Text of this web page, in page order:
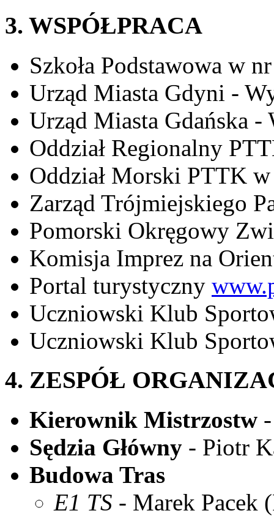
3. WSPÓŁPRACA
Szkoła Podstawowa w
Urząd Miasta Gdyni -
Urząd Miasta Gdańska -
Oddział Regionalny
Oddział Morski PTTK
Zarząd Trójmiejskiego
Pomorski Okręgowy
Komisja Imprez na
Portal turystyczny
Uczniowski Klub
Uczniowski Klub
4. ZESPÓŁ
Kierownik Mistrzostw
Sędzia Główny - Piotr
Budowa Tras
E1 TS - Marek Pacek